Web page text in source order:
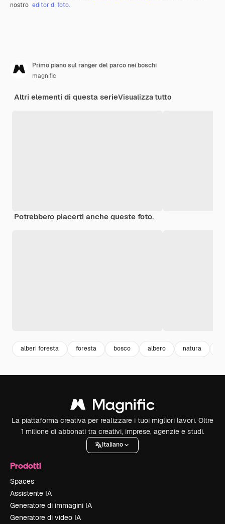
nostro editor di foto.
Primo piano sul ranger del parco nei boschi
magnific
Altri elementi di questa serieVisualizza tutto
Potrebbero piacerti anche queste foto.
alberi foresta foresta bosco albero natura
La piattaforma creativa per realizzare i tuoi migliori lavori. Oltre
1 milione di abbonati tra creativi, imprese, agenzie e studi.
Italiano
Prodotti
Spaces
Assistente IA
Generatore di immagini IA
Generatore di video IA